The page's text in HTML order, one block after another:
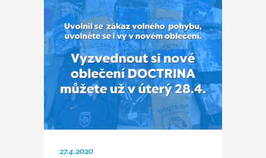
27.4.2020